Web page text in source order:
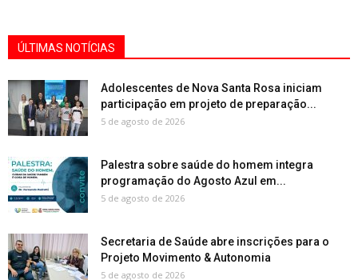
ÚLTIMAS NOTÍCIAS
Adolescentes de Nova Santa Rosa iniciam
participação em projeto de preparação...
5 de agosto de 2026
Palestra sobre saúde do homem integra
programação do Agosto Azul em...
5 de agosto de 2026
Secretaria de Saúde abre inscrições para o
Projeto Movimento & Autonomia
5 de agosto de 2026